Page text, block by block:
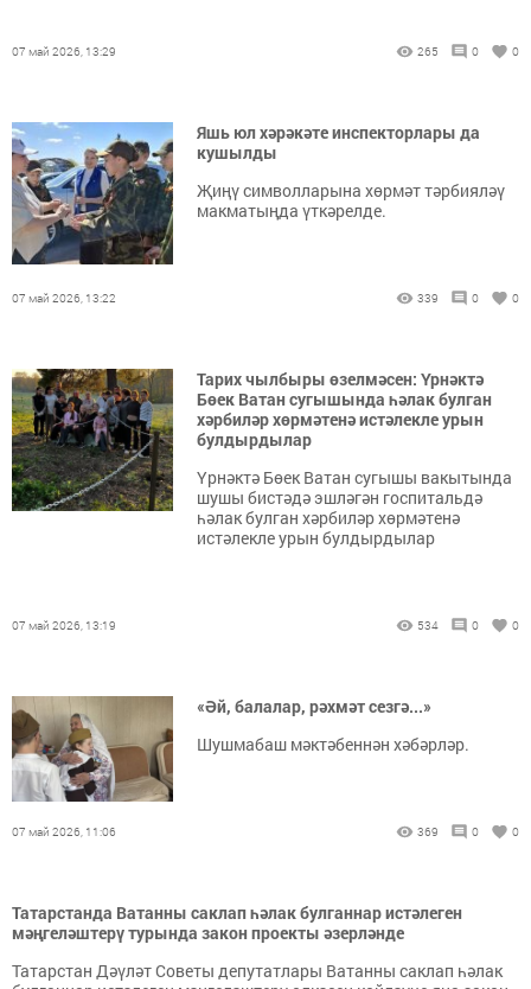
07 май 2026, 13:29 265 0 0
Яшь юл хәрәкәте инспекторлары да
кушылды
Җиңү символларына хөрмәт тәрбияләү
макматыңда үткәрелде.
07 май 2026, 13:22 339 0 0
Тарих чылбыры өзелмәсен: Үрнәктә
Бөек Ватан сугышында һәлак булган
хәрбиләр хөрмәтенә истәлекле урын
булдырдылар
Үрнәктә Бөек Ватан сугышы вакытында
шушы бистәдә эшләгән госпитальдә
һәлак булган хәрбиләр хөрмәтенә
истәлекле урын булдырдылар
07 май 2026, 13:19 534 0 0
«Әй, балалар, рәхмәт сезгә...»
Шушмабаш мәктәбеннән хәбәрләр.
07 май 2026, 11:06 369 0 0
Татарстанда Ватанны саклап һәлак булганнар истәлеген
мәңгеләштерү турында закон проекты әзерләнде
Татарстан Дәүләт Советы депутатлары Ватанны саклап һәлак